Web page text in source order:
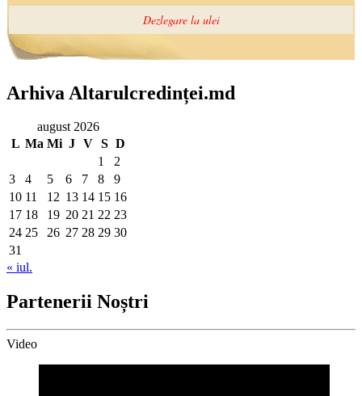
Arhiva Altarulcredinței.md
august 2026
L Ma Mi J V S D
1
2
3
4 5 6 7 8
9
10 11 12 13 14 15 16
17 18 19 20 21 22 23
24 25 26 27 28 29 30
31
« iul.
Partenerii Noștri
Video